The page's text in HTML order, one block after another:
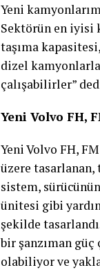
Yeni
Sektörün en iyisi
taşıma
dizel
çalışabilirler”
Yeni Volvo FH,
Yeni Volvo FH,
üzere
sistem,
ünitesi gibi
şekilde
bir şanzıman güç
olabiliyor ve